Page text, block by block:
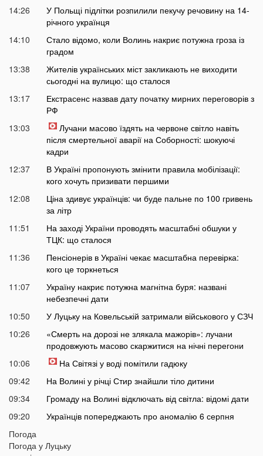
14:26
У Польщі підлітки розпилили пекучу речовину на 14-
річного українця
14:10
Стало відомо, коли Волинь накриє потужна гроза із
градом
13:38
Жителів українських міст закликають не виходити
сьогодні на вулицю: що сталося
13:17
Екстрасенс назвав дату початку мирних переговорів з
РФ
13:03
Лучани масово їздять на червоне світло навіть
після смертельної аварії на Соборності: шокуючі
кадри
12:37
В Україні пропонують змінити правила мобілізації:
кого хочуть призивати першими
12:08
Ціна здивує українців: чи буде пальне по 100 гривень
за літр
11:51
На заході України проводять масштабні обшуки у
ТЦК: що сталося
11:36
Пенсіонерів в Україні чекає масштабна перевірка:
кого це торкнеться
11:07
Україну накриє потужна магнітна буря: названі
небезпечні дати
10:50
У Луцьку на Ковельській затримали військового у СЗЧ
10:26
«Смерть на дорозі не злякала мажорів»: лучани
продовжують масово скаржитися на нічні перегони
10:06
На Світязі у воді помітили гадюку
09:42
На Волині у річці Стир знайшли тіло дитини
09:34
Громаду на Волині відключать від світла: відомі дати
09:20
Українців попереджають про аномалію 6 серпня
09:05
вважався зниклим безвісти
Погода
Погода у Луцьку